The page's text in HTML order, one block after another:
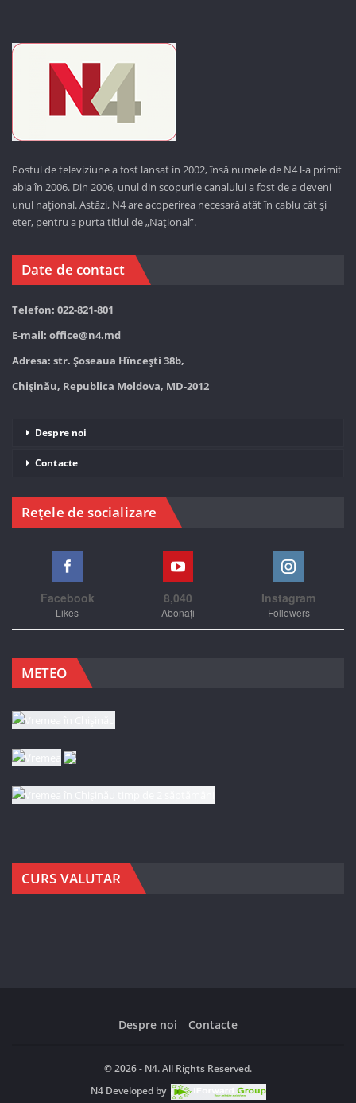
Postul de televiziune a fost lansat in 2002, însă numele de N4 l-a primit
abia în 2006. Din 2006, unul din scopurile canalului a fost de a deveni
unul național. Astăzi, N4 are acoperirea necesară atât în cablu cât și
eter, pentru a purta titlul de „Național”.
Date de contact
Telefon: 022-821-801
E-mail: office@n4.md
Adresa: str. Șoseaua Hînceşti 38b,
Chișinău, Republica Moldova, MD-2012
Despre noi
Contacte
Rețele de socializare
Facebook
Likes
8,040
Abonați
Instagram
Followers
METEO
CURS VALUTAR
Despre noi Contacte
© 2026 - N4. All Rights Reserved.
N4Developed by